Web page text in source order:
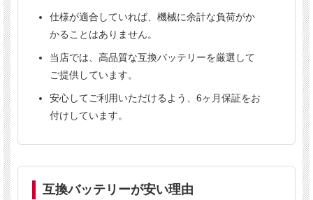
✔ 清掃業者様
✔ ビルメンテナンス会社様
✔ 倉庫の清掃担当者様
✔ バッテリーの価格が高くてお困りの方
対応機種
仕様が適合していれば、機械に余計な負荷がか
かることはありません。
当店では、高品質な互換バッテリーを厳選して
ご提供しています。
安心してご利用いただけるよう、6ヶ月保証をお
付けしています。
互換バッテリーが安い理由